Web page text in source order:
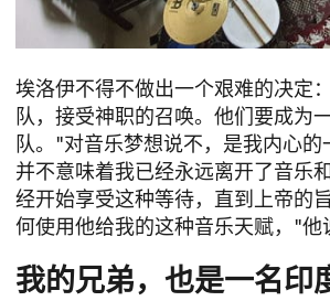
埃洛伊不得不做出一个艰难的决定
队，接受神职的召唤。他们要成为
队。"对音乐梦想说不，是我内心的
并不意味着我已经永远离开了音乐
经开始享受这种等待，直到上帝的
何使用他给我的这种音乐天赋，"他
我的兄弟，也是一名印